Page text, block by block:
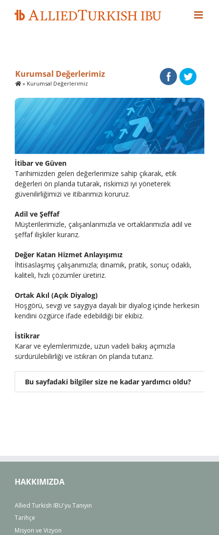
Kurumsal Değerlerimiz
» Kurumsal Değerlerimiz
İtibar ve Güven
Tarihimizden gelen değerlerimize sahip çıkarak, etik
değerleri ön planda tutarak, riskimizi iyi yöneterek
güvenilirliğimizi ve itibarımızı koruruz.
Adil ve Şeffaf
Müşterilerimizle, çalışanlarımızla ve ortaklarımızla adil ve
şeffaf ilişkiler kurarız.
Değer Katan Hizmet Anlayışımız
İhtisaslaşmış çalışanımızla; dinamik, pratik, sonuç odaklı,
kaliteli, hızlı çözümler üretiriz.
Ortak Akıl (Açık Diyalog)
Hoşgörü, sevgi ve saygıya dayalı bir diyalog içinde herkesin
kendini özgürce ifade edebildiği bir ekibiz.
İstikrar
Karar ve eylemlerimizde, uzun vadeli bakış açımızla
sürdürülebilirliği ve istikrarı ön planda tutarız.
Bu sayfadaki bilgiler size ne kadar yardımcı oldu?
HAKKIMIZDA
Allied Turkish IBU'yu Tanıyın
Tarihçe
Misyon ve Vizyon